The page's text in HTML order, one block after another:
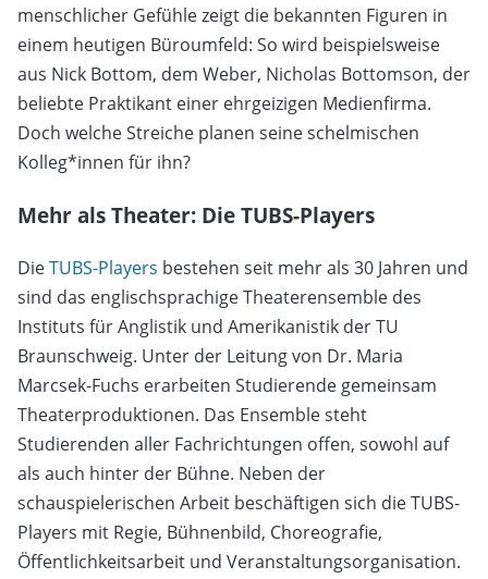
menschlicher Gefühle zeigt die bekannten Figuren in
einem heutigen Büroumfeld: So wird beispielsweise
aus Nick Bottom, dem Weber, Nicholas Bottomson, der
beliebte Praktikant einer ehrgeizigen Medienfirma.
Doch welche Streiche planen seine schelmischen
Kolleg*innen für ihn?
Mehr als Theater: Die TUBS-Players
DieTUBS-Players bestehen seit mehr als 30 Jahren und
sind das englischsprachige Theaterensemble des
Instituts für Anglistik und Amerikanistik der TU
Braunschweig. Unter der Leitung von Dr. Maria
Marcsek-Fuchs erarbeiten Studierende gemeinsam
Theaterproduktionen. Das Ensemble steht
Studierenden aller Fachrichtungen offen, sowohl auf
als auch hinter der Bühne. Neben der
schauspielerischen Arbeit beschäftigen sich die TUBS-
Players mit Regie, Bühnenbild, Choreografie,
Öffentlichkeitsarbeit und Veranstaltungsorganisation.